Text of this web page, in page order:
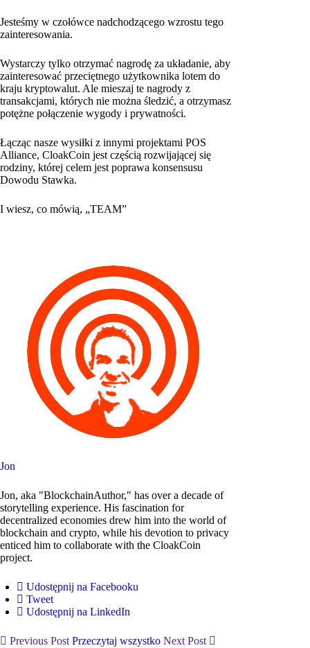
Jesteśmy w czołówce nadchodzącego wzrostu tego
zainteresowania.
Wystarczy tylko otrzymać nagrodę za układanie, aby
zainteresować przeciętnego użytkownika lotem do
kraju kryptowalut. Ale mieszaj te nagrody z
transakcjami, których nie można śledzić, a otrzymasz
potężne połączenie wygody i prywatności.
Łącząc nasze wysiłki z innymi projektami POS
Alliance, CloakCoin jest częścią rozwijającej się
rodziny, której celem jest poprawa konsensusu
Dowodu Stawka.
I wiesz, co mówią, „TEAM”
Jon
Jon, aka "BlockchainAuthor," has over a decade of
storytelling experience. His fascination for
decentralized economies drew him into the world of
blockchain and crypto, while his devotion to privacy
enticed him to collaborate with the CloakCoin
project.
Udostępnij na Facebooku
Tweet
Udostępnij na LinkedIn
Previous Post Przeczytaj wszystko Next Post